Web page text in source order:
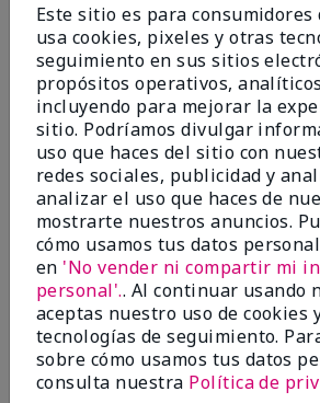
4 0
Marcar esta opinión
5
Silky
EnviadoHace 1 año
porPat
de Sugar Run
Comprador verificado
Evaluado en
marykay.com/en-us/
Comentarios sobre White Tea &
Este sitio es para consumidores
usa cookies, pixeles y otras
seguimiento en sus sitios
propósitos operativos,
incluyendo para mejorar la
sitio. Podríamos divulgar
uso que haces del sitio con
redes sociales, publicidad y
analizar el uso que haces de
mostrarte nuestros anuncios.
cómo usamos tus datos
en 'No vender ni compartir mi
personal'.. Al continuar usando
aceptas nuestro uso de cookies
tecnologías de seguimiento.
sobre cómo usamos tus datos
consulta nuestra Política de